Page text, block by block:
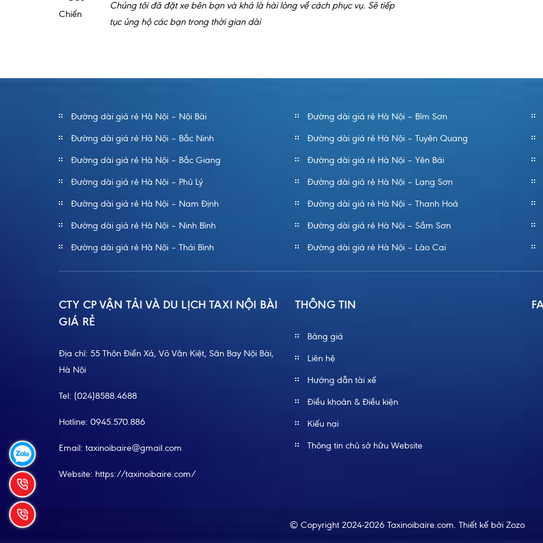
Chúng tôi đã đặt xe bên bạn và khá là hài lòng về cách phục vụ. Sẽ tiếp
tục ủng hộ các bạn trong thời gian dài
Đường dài giá rẻ Hà Nội – Nội Bài
Đường dài giá rẻ Hà Nội – Bắc Ninh
Đường dài giá rẻ Hà Nội – Bắc Giang
Đường dài giá rẻ Hà Nội – Phủ Lý
Đường dài giá rẻ Hà Nội – Nam Định
Đường dài giá rẻ Hà Nội – Ninh Bình
Đường dài giá rẻ Hà Nội – Thái Bình
Đường dài giá rẻ Hà Nội – Bỉm Sơn
Đường dài giá rẻ Hà Nội – Tuyên Quang
Đường dài giá rẻ Hà Nội – Yên Bái
Đường dài giá rẻ Hà Nội – Lạng Sơn
Đường dài giá rẻ Hà Nội – Thanh Hoá
Đường dài giá rẻ Hà Nội – Sầm Sơn
Đường dài giá rẻ Hà Nội – Lào Cai
CTY CP VẬN TẢI VÀ DU LỊCH TAXI NỘI BÀI
GIÁ RẺ
Địa chỉ: 55 Thôn Điền Xá, Võ Văn Kiệt, Sân Bay Nội Bài,
Hà Nội
Tel: (024)8588.4688
Hotline: 0945.570.886
Email: taxinoibaire@gmail.com
Website: https://taxinoibaire.com/
THÔNG TIN
Bảng giá
Liên hệ
Hướng dẫn tài xế
Điều khoản & Điều kiện
Kiếu nại
Thông tin chủ sở hữu Website
© Copyright 2024-2026 Taxinoibaire.com. Thiết kế bởi Zozo